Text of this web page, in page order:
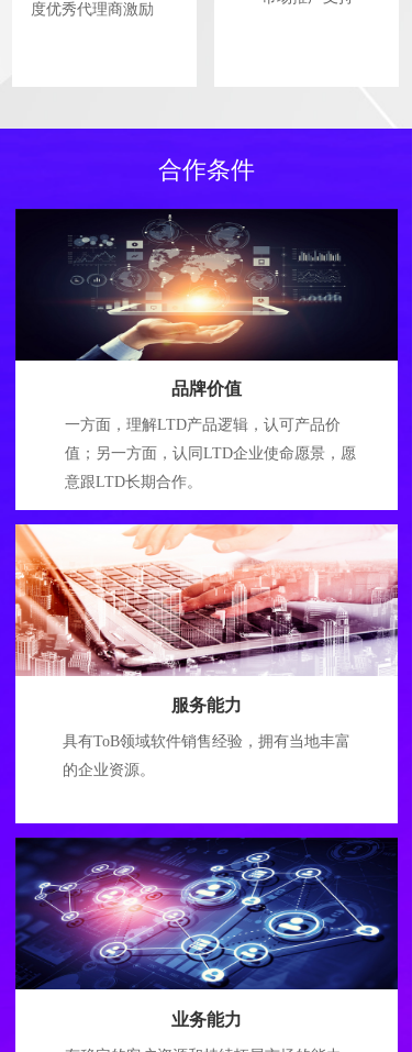
度优秀代理商激励
合作条件
品牌价值
一方面，理解LTD产品逻辑，认可产品价
值；另一方面，认同LTD企业使命愿景，愿
意跟LTD长期合作。
服务能力
具有ToB领域软件销售经验，拥有当地丰富
的企业资源。
业务能力